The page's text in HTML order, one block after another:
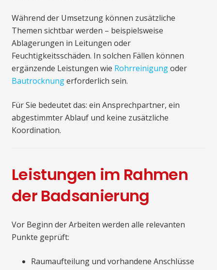
Während der Umsetzung können zusätzliche
Themen sichtbar werden – beispielsweise
Ablagerungen in Leitungen oder
Feuchtigkeitsschäden. In solchen Fällen können
ergänzende Leistungen wie Rohrreinigungoder
Bautrocknungerforderlich sein.
Für Sie bedeutet das: ein Ansprechpartner, ein
abgestimmter Ablauf und keine zusätzliche
Koordination.
Leistungen im Rahmen
der Badsanierung
Vor Beginn der Arbeiten werden alle relevanten
Punkte geprüft:
Raumaufteilung und vorhandene Anschlüsse